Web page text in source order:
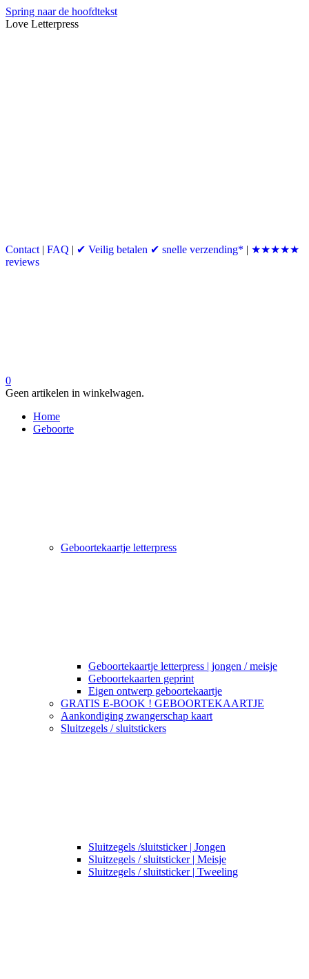
Spring naar de hoofdtekst
Love Letterpress
Contact | FAQ | ✔ Veilig betalen ✔ snelle verzending* | ★★★★★
reviews
0
Geen artikelen in winkelwagen.
Home
Geboorte
Geboortekaartje letterpress
Geboortekaartje letterpress | jongen / meisje
Geboortekaarten geprint
Eigen ontwerp geboortekaartje
GRATIS E-BOOK ! GEBOORTEKAARTJE
Aankondiging zwangerschap kaart
Sluitzegels / sluitstickers
Sluitzegels /sluitsticker | Jongen
Sluitzegels / sluitsticker | Meisje
Sluitzegels / sluitsticker | Tweeling